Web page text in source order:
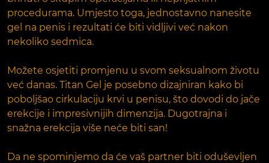
procedurama. Umjesto toga, jednostavno nanesite
gel na penis i rezultati će biti vidljivi već nakon
nekoliko sedmica.
Možete osjetiti promjenu u svom seksualnom životu
već danas. Titan Gel je posebno dizajniran kako bi
poboljšao cirkulaciju krvi u penisu, što dovodi do jače
erekcije i impresivnijih dimenzija. Dugotrajna i
snažna erekcija više neće biti san!
Da ne spominjemo da će vaš partner biti oduševljen